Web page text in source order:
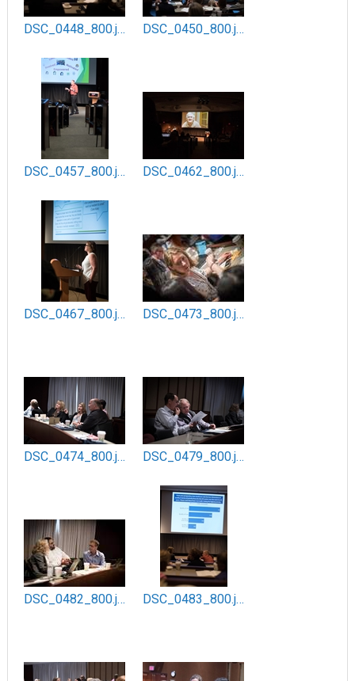
DSC_0448_800.jpg DSC_0450_800.jpg
DSC_0457_800.jpg DSC_0462_800.jpg
DSC_0467_800.jpg DSC_0473_800.jpg
DSC_0474_800.jpg DSC_0479_800.jpg
DSC_0482_800.jpg DSC_0483_800.jpg